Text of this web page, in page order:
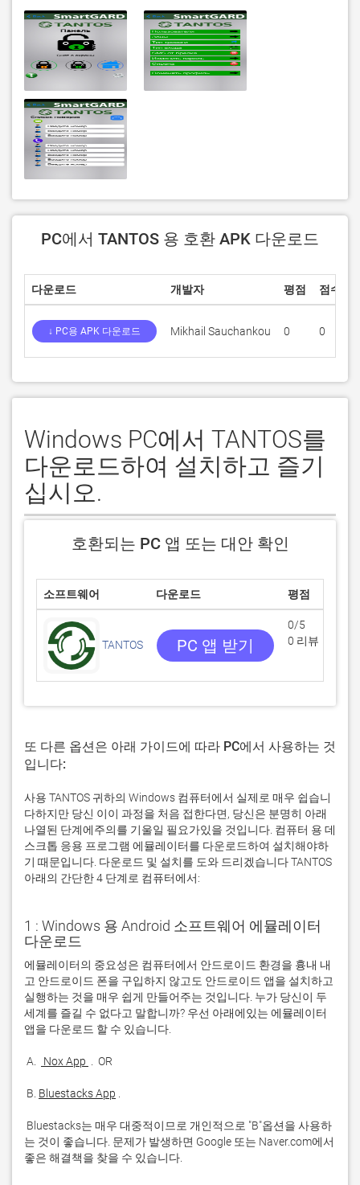
PC에서 TANTOS 용 호환 APK 다운로드
다운로드 개발자 평점 점수
↓ PC용 APK 다운로드 Mikhail Sauchankou 0 0
Windows PC에서 TANTOS를
다운로드하여 설치하고 즐기
십시오.
호환되는 PC 앱 또는 대안 확인
소프트웨어 다운로드 평점
TANTOS PC 앱 받기
0/5
0 리뷰
또 다른 옵션은 아래 가이드에 따라 PC에서 사용하는 것
입니다:
사용 TANTOS 귀하의 Windows 컴퓨터에서 실제로 매우 쉽습니
다하지만 당신 이이 과정을 처음 접한다면, 당신은 분명히 아래
나열된 단계에주의를 기울일 필요가있을 것입니다. 컴퓨터 용 데
스크톱 응용 프로그램 에뮬레이터를 다운로드하여 설치해야하
기 때문입니다. 다운로드 및 설치를 도와 드리겠습니다 TANTOS
아래의 간단한 4 단계로 컴퓨터에서:
1 : Windows 용 Android 소프트웨어 에뮬레이터
다운로드
에뮬레이터의 중요성은 컴퓨터에서 안드로이드 환경을 흉내 내
고 안드로이드 폰을 구입하지 않고도 안드로이드 앱을 설치하고
실행하는 것을 매우 쉽게 만들어주는 것입니다. 누가 당신이 두
세계를 즐길 수 없다고 말합니까? 우선 아래에있는 에뮬레이터
A. Nox App
B. Bluestacks App
는 것이 좋습니다. 문제가 발생하면 Google 또는 Naver.com에서
좋은 해결책을 찾을 수 있습니다.